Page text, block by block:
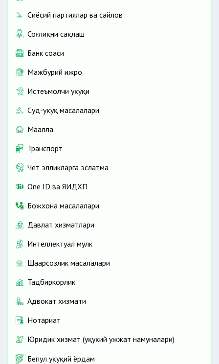
Сиёсий партиялар ва сайлов
Соғлиқни сақлаш
Банк соҳаси
Мажбурий ижро
Истеъмолчи ҳуқуқи
Суд-ҳуқуқ масалалари
Маҳалла
Транспорт
Чет элликларга эслатма
One ID ва ЯИДХП
Божхона масалалари
Давлат хизматлари
Интеллектуал мулк
Шаҳарсозлик масалалари
Тадбиркорлик
Адвокат хизмати
Нотариат
Юридик хизмат (ҳуқуқий ҳужжат намуналари)
Бепул ҳуқуқий ёрдам